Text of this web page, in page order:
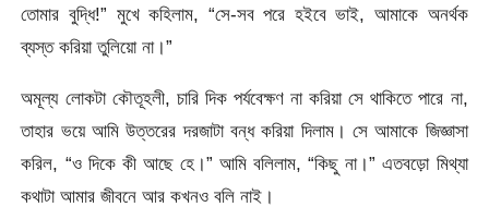
তােমার বুদ্ধি!” মুখে কহিলাম, “সে-সব পরে হইবে ভাই, আমাকে অনর্থক
ব্যস্ত করিয়া তুলিয়াে না।”
অমূল্য লােকটা কৌতূহলী, চারি দিক পর্যবেক্ষণ না করিয়া সে থাকিতে পারে না,
তাহার ভয়ে আমি উত্তরের দরজাটা বন্ধ করিয়া দিলাম। সে আমাকে জিজ্ঞাসা
করিল, “ও দিকে কী আছে হে।” আমি বলিলাম, “কিছু না।” এতবড়াে মিথ্যা
কথাটা আমার জীবনে আর কখনও বলি নাই।